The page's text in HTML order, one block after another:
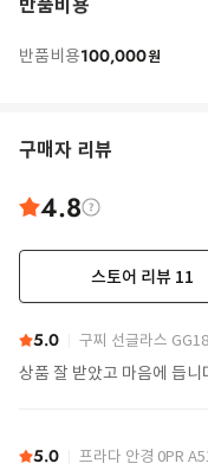
반품비용
반품비용100,000원
구매자 리뷰
4.8
스토어 리뷰 11
5.0 구찌 선글라스
상품 잘 받았고 마음에 듭니
5.0 프라다 안경 0PR